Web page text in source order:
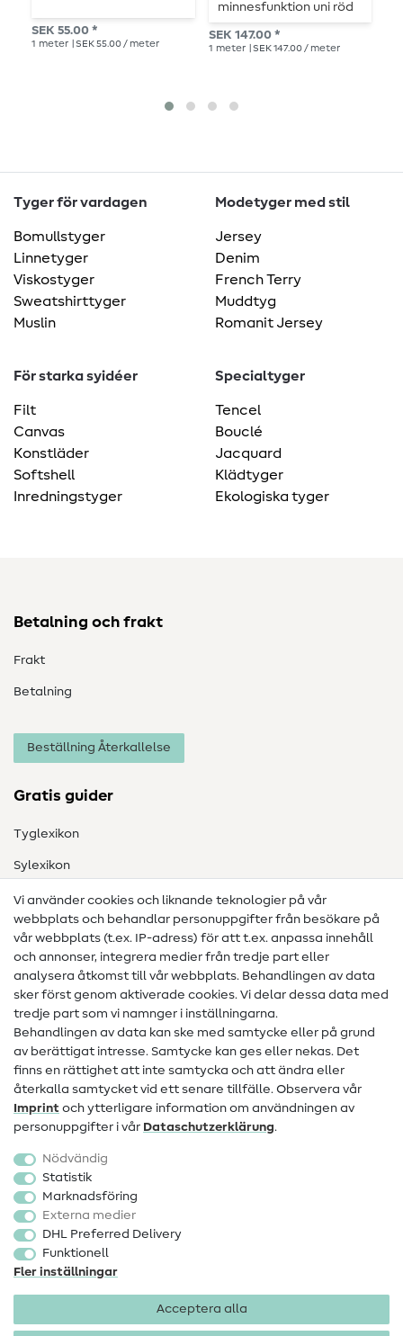
SEK 55.00 *
1 meter | SEK 55.00 / meter
minnesfunktion uni röd
SEK 147.00 *
1 meter | SEK 147.00 / meter
Tyger för vardagen
Bomullstyger
Linnetyger
Viskostyger
Sweatshirttyger
Muslin
Modetyger med stil
Jersey
Denim
French Terry
Muddtyg
Romanit Jersey
För starka syidéer
Filt
Canvas
Konstläder
Softshell
Inredningstyger
Specialtyger
Tencel
Bouclé
Jacquard
Klädtyger
Ekologiska tyger
Betalning och frakt
Frakt
Betalning
Beställning Återkallelse
Gratis guider
Tyglexikon
Sylexikon
Sömnadsinstruktioner
Hjälp & kontakt
Kontakt
Information om byte av operatör
FAQ
Ångerrätt
Populärt
Sytillbehör
Rea
Vi använder cookies och liknande teknologier på vår
webbplats och behandlar personuppgifter från besökare på
vår webbplats (t.ex. IP-adress) för att t.ex. anpassa innehåll
och annonser, integrera medier från tredje part eller
analysera åtkomst till vår webbplats. Behandlingen av data
sker först genom aktiverade cookies. Vi delar dessa data med
tredje part som vi namnger i inställningarna.
Behandlingen av data kan ske med samtycke eller på grund
av berättigat intresse. Samtycke kan ges eller nekas. Det
finns en rättighet att inte samtycka och att ändra eller
återkalla samtycket vid ett senare tillfälle. Observera vår
Imprint och ytterligare information om användningen av
personuppgifter i vår Data­schutz­erklärung.
Nödvändig
Statistik
Marknadsföring
Externa medier
DHL Preferred Delivery
Funktionell
Fler inställningar
Acceptera alla
Företagsinformation
Dataskydd Allmänna villkor